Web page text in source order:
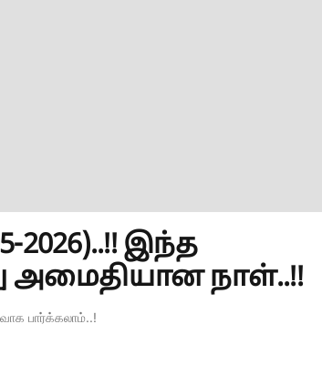
இந்த
அமைதியான நாள்..!!
பார்க்கலாம்..!